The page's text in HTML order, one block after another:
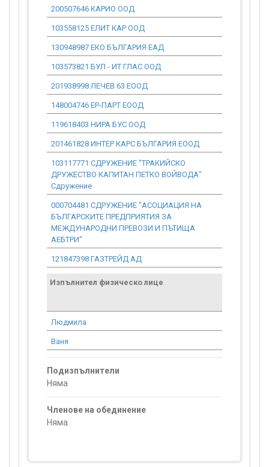
200507646 КАРИО ООД
103558125 ЕЛИТ КАР ООД
130948987 ЕКО БЪЛГАРИЯ ЕАД
103573821 БУЛ - ИТ ГЛАС ООД
201938998 ЛЕЧЕВ 63 ЕООД
148004746 ЕР-ПАРТ ЕООД
119618403 НИРА БУС ООД
201461828 ИНТЕР КАРС БЪЛГАРИЯ ЕООД
103117771 СДРУЖЕНИЕ "ТРАКИЙСКО
ДРУЖЕСТВО КАПИТАН ПЕТКО ВОЙВОДА"
Сдружение
000704481 СДРУЖЕНИЕ "АСОЦИАЦИЯ НА
БЪЛГАРСКИТЕ ПРЕДПРИЯТИЯ ЗА
МЕЖДУНАРОДНИ ПРЕВОЗИ И ПЪТИЩА
АЕБТРИ"
121847398 ГАЗТРЕЙД АД
Изпълнител физическо лице
Людмила
Ваня
Подизпълнители
Няма
Членове на обединение
Няма